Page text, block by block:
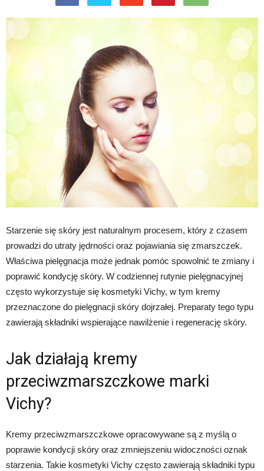
Starzenie się skóry jest naturalnym procesem, który z czasem
prowadzi do utraty jędrności oraz pojawiania się zmarszczek.
Właściwa pielęgnacja może jednak pomóc spowolnić te zmiany i
poprawić kondycję skóry. W codziennej rutynie pielęgnacyjnej
często wykorzystuje się kosmetyki Vichy, w tym kremy
przeznaczone do pielęgnacji skóry dojrzałej. Preparaty tego typu
zawierają składniki wspierające nawilżenie i regenerację skóry.
Jak działają kremy
przeciwzmarszczkowe marki
Vichy?
Kremy przeciwzmarszczkowe opracowywane są z myślą o
poprawie kondycji skóry oraz zmniejszeniu widoczności oznak
starzenia. Takie kosmetyki Vichy często zawierają składniki typu